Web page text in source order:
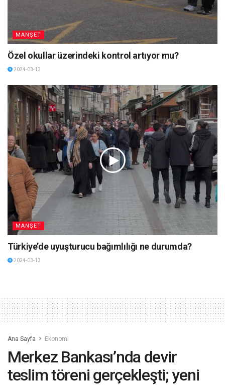
MANŞET
Özel okullar üzerindeki kontrol artıyor mu?
2024-03-13
MANŞET
Türkiye’de uyuşturucu bağımlılığı ne durumda?
2024-03-13
Ana Sayfa Ekonomi
Merkez Bankası’nda devir
teslim töreni gerçekleşti; yeni